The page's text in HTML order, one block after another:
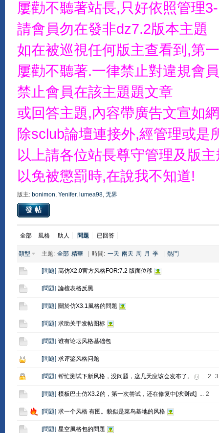
屢勸不聽著站長,只好依照管理
請會員勿在發非dz7.2版本主題
如在被巡視任何版主查看到,第
屢勸不聽著.一律禁止對違規會
禁止會員在該主題題文章
或回答主題,內容帶廣告文宣如
除sclub論壇連接外,經管理或是
以上請各位站長尊守管理及版
以免被懲罰時,在說我不知道!
版主: bonimon, Yenifer, lumea98, 无界
發帖
全部 風格 助人 問題 已回答
類型 主題: 全部 精華 時間: 一天 兩天 周 月 季 熱門
[問題] 高仿X2.0官方风格FOR:7.2 版面位移
[問題] 論檀表格反黑
[問題] 關於仿X3.1風格的問題
[問題] 求助关于发帖图标
[問題] 谁有论坛风格基础包
[問題] 求评鉴风格问题
[問題] 帮忙测试下新风格，没问题，这几天应该会发布了。 ... 2 3
[問題] 模板巴士仿X3.2的，第一次尝试，还在修复中[求测试] ... 2
[問題] 求一个风格 有图。貌似是菜鸟基地的风格
[問題] 星空風格包的問題